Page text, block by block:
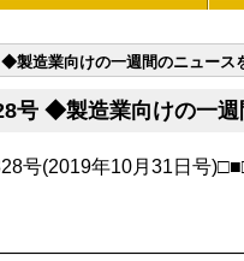
◆製造業向けの一週間のニュース
号 ◆製造業向けの一
号(2019年10月31日号